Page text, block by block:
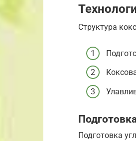
Структура
Подготовка